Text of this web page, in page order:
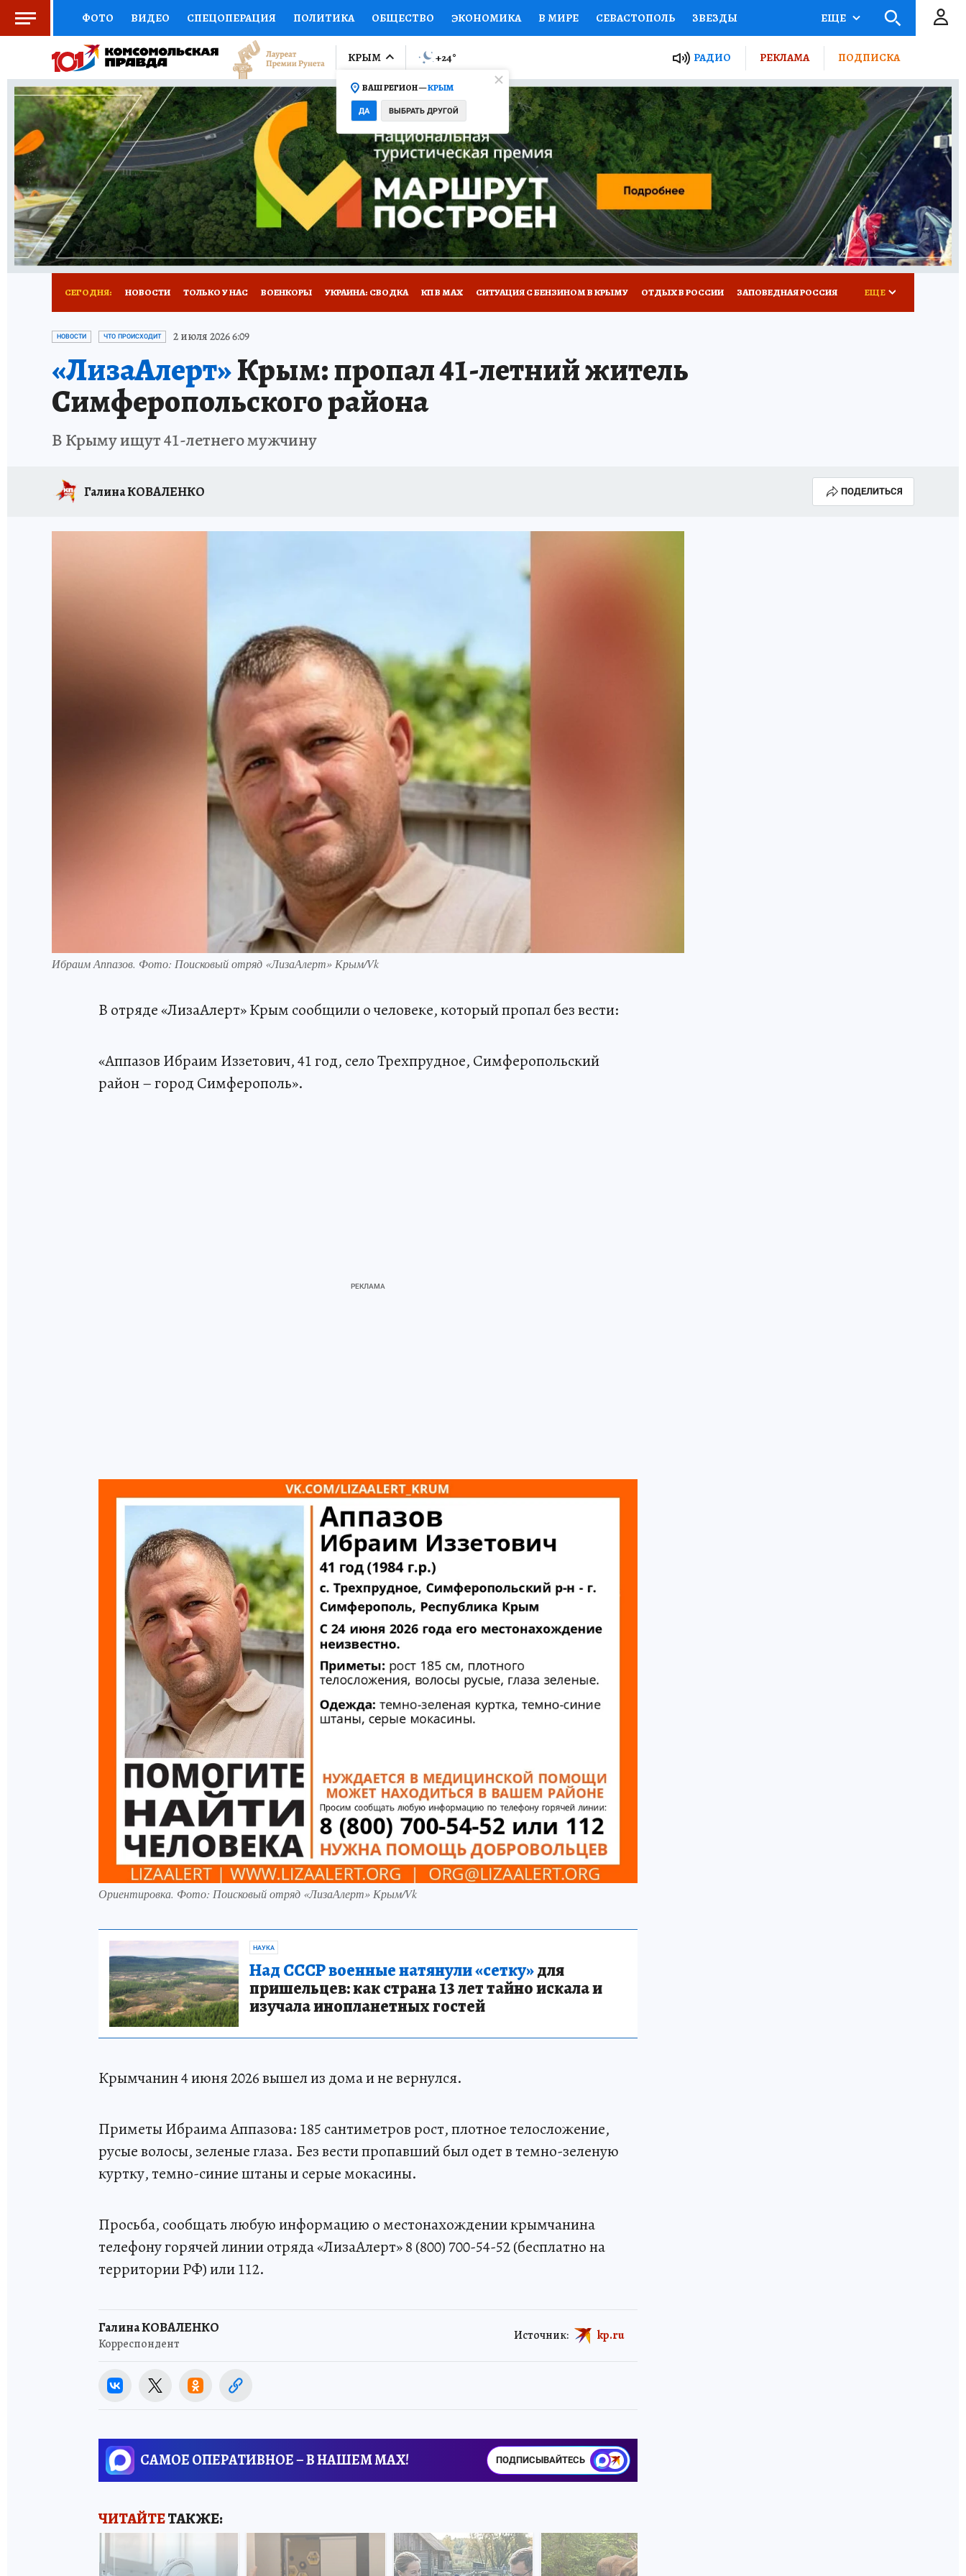
ФОТО ВИДЕО СПЕЦОПЕРАЦИЯ ПОЛИТИКА ОБЩЕСТВО ЭКОНОМИКА В МИРЕ СЕВАСТОПОЛЬ ЗВЕЗДЫ
ЗДОРОВЬЕ СОЦПОДДЕРЖКА НАУКА СПОРТ КОЛУМНИСТЫ НАЦИОНАЛЬНЫЕ ПРОЕКТЫ РОССИИ
ВЫБОР ЭКСПЕРТОВ ДОКТОР ФИНАНСЫ ОТКРЫВАЕМ МИР СЕМЬЯ ЖЕНСКИЕ СЕКРЕТЫ ПУТЕВОДИТЕЛЬ
КНИЖНАЯ ПОЛКА ПРОГНОЗЫ НА СПОРТ ПРОМОКОДЫ СЕРИАЛЫ СПЕЦПРОЕКТЫ ДЕФИЦИТ ЖЕЛЕЗА ТУРИЗМ
ПРЕСС-ЦЕНТР НЕДВИЖИМОСТЬ ТЕЛЕВИЗОР КОНКУРСЫ РАБОТА У НАС ГИД ПОТРЕБИТЕЛЯ ВСЕ О КП РАДИО КП
КОЛЛЕКЦИИ РЕКЛАМА ТЕСТЫ НОВОЕ НА САЙТЕ
ЕЩЕ
КРЫМ
ВАШ РЕГИОН —КРЫМ
ДА ВЫБРАТЬ ДРУГОЙ
+24° РАДИО РЕКЛАМА ПОДПИСКА
СЕГОДНЯ: НОВОСТИ ТОЛЬКО У НАС ВОЕНКОРЫ УКРАИНА: СВОДКА КП В МАХ СИТУАЦИЯ С БЕНЗИНОМ В КРЫМУ ОТДЫХ В РОССИИ ЗАПОВЕДНАЯ РОССИЯ
СИТУАЦИЯ С МАЗУТОМ В КРЫМУ
ЕЩЕ
НОВОСТИ ЧТО ПРОИСХОДИТ 2 июля 2026 6:09
«ЛизаАлерт»Крым: пропал 41-летний житель
Симферопольского района
В Крыму ищут 41-летнего мужчину
Галина КОВАЛЕНКО ПОДЕЛИТЬСЯ
Ибраим Аппазов. Фото: Поисковый отряд «ЛизаАлерт» Крым/Vk
В отряде «ЛизаАлерт» Крым сообщили о человеке, который пропал без вести:
«Аппазов Ибраим Иззетович, 41 год, село Трехпрудное, Симферопольский
район – город Симферополь».
Ориентировка. Фото: Поисковый отряд «ЛизаАлерт» Крым/Vk
НАУКА
Над СССР военные натянули «сетку»для
пришельцев: как страна 13 лет тайно искала и
изучала инопланетных гостей
Крымчанин 4 июня 2026 вышел из дома и не вернулся.
Приметы Ибраима Аппазова: 185 сантиметров рост, плотное телосложение,
русые волосы, зеленые глаза. Без вести пропавший был одет в темно-зеленую
куртку, темно-синие штаны и серые мокасины.
Просьба, сообщать любую информацию о местонахождении крымчанина
телефону горячей линии отряда «ЛизаАлерт» 8 (800) 700-54-52 (бесплатно на
территории РФ) или 112.
Галина КОВАЛЕНКО
Корреспондент
Источник: kp.ru
САМОЕ ОПЕРАТИВНОЕ – В НАШЕМ MAX! ПОДПИСЫВАЙТЕСЬ
ЧИТАЙТЕТАКЖЕ: